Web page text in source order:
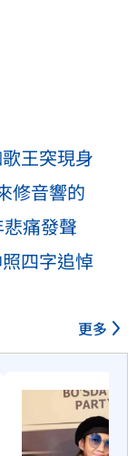
王突現身
修音響的
痛發聲
四字追悼
更多